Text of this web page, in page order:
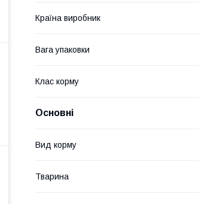
Країна виробник
Вага упаковки
Клас корму
Основні
Вид корму
Тварина